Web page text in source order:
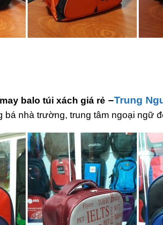
may balo túi xách giá rẻ –Trung
bá nhà trường, trung tâm ngoại ngữ